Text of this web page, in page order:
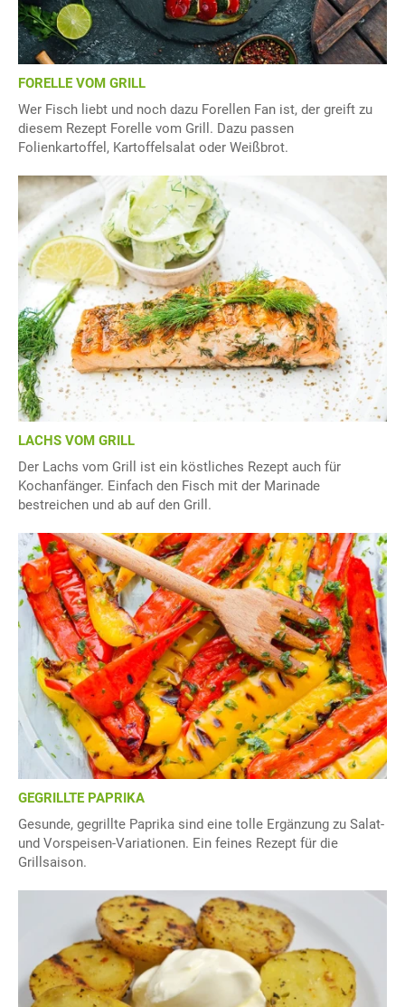
FORELLE VOM GRILL
Wer Fisch liebt und noch dazu Forellen Fan ist, der greift zu
diesem Rezept Forelle vom Grill. Dazu passen
Folienkartoffel, Kartoffelsalat oder Weißbrot.
LACHS VOM GRILL
Der Lachs vom Grill ist ein köstliches Rezept auch für
Kochanfänger. Einfach den Fisch mit der Marinade
bestreichen und ab auf den Grill.
GEGRILLTE PAPRIKA
Gesunde, gegrillte Paprika sind eine tolle Ergänzung zu Salat-
und Vorspeisen-Variationen. Ein feines Rezept für die
Grillsaison.